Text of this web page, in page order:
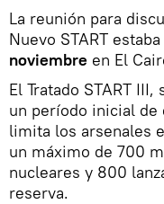
La reunión para
Nuevo START
noviembre en El
El Tratado START
un período inicial de
limita los arsenales
un máximo de 700
nucleares y 800
reserva.